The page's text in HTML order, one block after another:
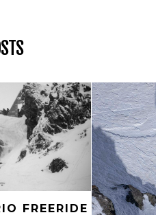
FREERIDE